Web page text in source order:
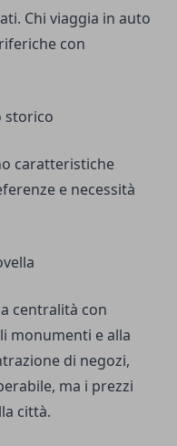
Chi viaggia in auto
con
storico
caratteristiche
e necessità
centralità con
monumenti e alla
di negozi,
ma i prezzi
città.